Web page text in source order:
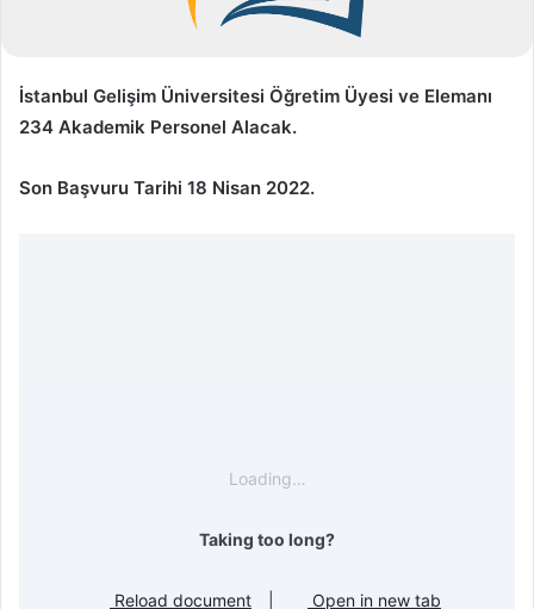
İstanbul Gelişim Üniversitesi Öğretim Üyesi ve Elemanı
234 Akademik Personel Alacak.
Son Başvuru Tarihi 18 Nisan 2022.
Loading…
Taking too long?
Reload document Open in new tab